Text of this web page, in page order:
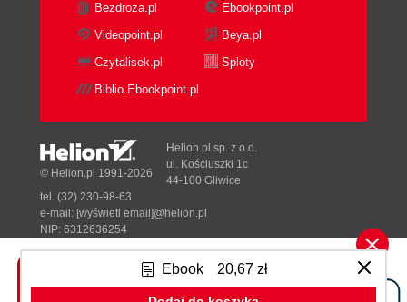
Ebook 20,67 zł
Bezdroza.pl
Ebookpoint.pl
Videopoint.pl
Beya.pl
Czytalisek.pl
Sploty
Biblio.Ebookpoint.pl
Tonik.pl
© Helion.pl 1991-2026
Helion.pl sp. z o.o.
ul. Kościuszki 1c
44-100 Gliwice
tel. (32) 230-98-63
e-mail: [wyświetl email]@helion.pl
NIP: 6312636254